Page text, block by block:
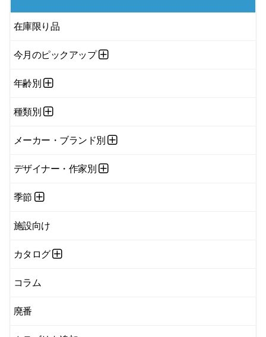
在庫限り品
今月のピックアップ
年齢別
種類別
メーカー・ブランド別
デザイナー・作家別
季節
施設向け
カタログ
コラム
廃番